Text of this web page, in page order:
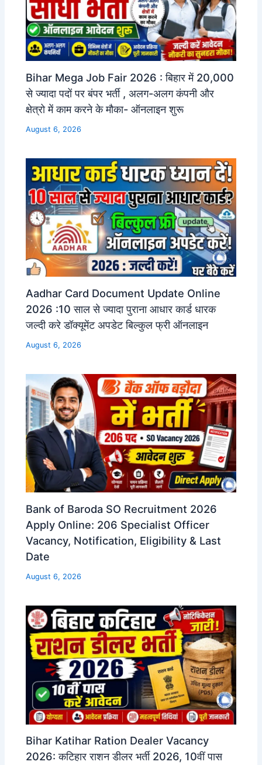
Bihar Mega Job Fair 2026 : बिहार में 20,000
से ज्यादा पदों पर बंपर भर्ती , अलग-अलग कंपनी और
क्षेत्रो में काम करने के मौका- ऑनलाइन शुरू
August 6, 2026
Aadhar Card Document Update Online
2026 :10 साल से ज्यादा पुराना आधार कार्ड धारक
जल्दी करे डॉक्यूमेंट अपडेट बिल्कुल फ्री ऑनलाइन
August 6, 2026
Bank of Baroda SO Recruitment 2026
Apply Online: 206 Specialist Officer
Vacancy, Notification, Eligibility & Last
Date
August 6, 2026
Bihar Katihar Ration Dealer Vacancy
2026: कटिहार राशन डीलर भर्ती 2026, 10वीं पास